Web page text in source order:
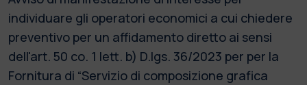
individuare gli operatori economici a cui chiedere
preventivo per un affidamento diretto ai sensi
dell'art. 50 co. 1 lett. b) D.lgs. 36/2023 per per la
Fornitura di “Servizio di composizione grafica